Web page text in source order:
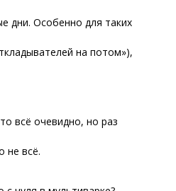
дни. Особенно для таких
на потом»),
всё очевидно, но раз
не всё.